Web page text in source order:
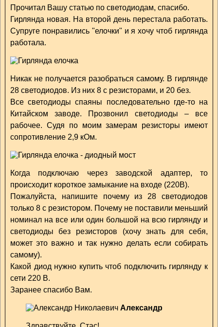
Прочитал Вашу статью по светодиодам, спасибо.
Гирлянда новая. На второй день перестала работать.
Супруге понравились "елочки" и я хочу чтоб гирлянда
работала.
Никак не получается разобраться самому. В гирлянде
28 светодиодов. Из них 8 с резисторами, и 20 без.
Все светодиоды спаяны последовательно где-то на
Китайском заводе. Прозвонил светодиоды – все
рабочее. Судя по моим замерам резисторы имеют
сопротивление 2,9 кОм.
Когда подключаю через заводской адаптер, то
происходит короткое замыкание на входе (220В).
Пожалуйста, напишите почему из 28 светодиодов
только 8 с резистором. Почему не поставили меньший
номинал на все или один большой на всю гирлянду и
светодиоды без резисторов (хочу знать для себя,
может это важно и так нужно делать если собирать
самому).
Какой диод нужно купить чтоб подключить гирлянду к
сети 220 В.
Заранее спасибо Вам.
Александр